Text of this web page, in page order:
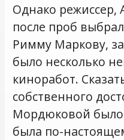
Однако режиссер,
после проб
Римму Маркову,
было несколько
киноработ.
собственного
Мордюковой
была по-